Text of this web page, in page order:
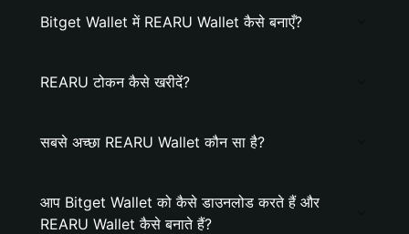
Bitget Wallet में REARU Wallet कैसे बनाएँ?
REARU टोकन कैसे खरीदें?
सबसे अच्छा REARU Wallet कौन सा है?
आप Bitget Wallet को कैसे डाउनलोड करते हैं और
REARU Wallet कैसे बनाते हैं?